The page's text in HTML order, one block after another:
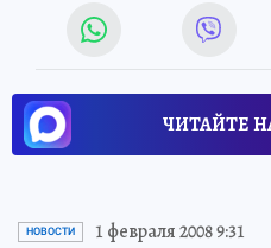
ЧИТАЙТЕ
НОВОСТИ 1 февраля 2008 9:31